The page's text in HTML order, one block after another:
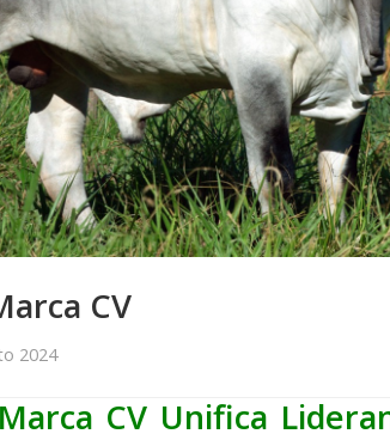
CV
2024
CV Unifica